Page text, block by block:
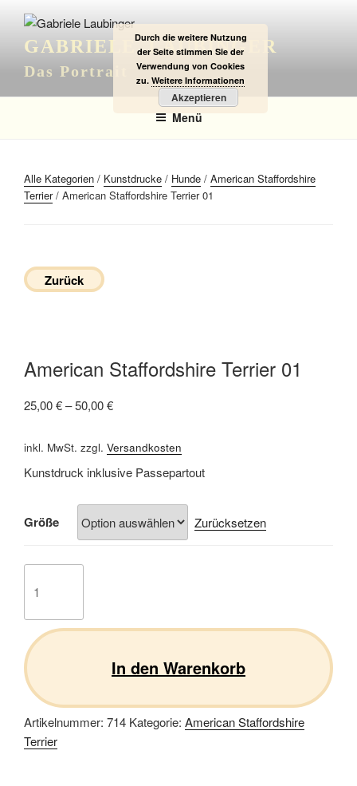
Inhalt
springenGABRIELE LAUBINGER
Das Portrait
Menü
Alle Kategorien / Kunstdrucke / Hunde / American Staffordshire
Terrier/ American Staffordshire Terrier 01
Zurück
American Staffordshire Terrier 01
25,00€–50,00€
inkl. MwSt. zzgl. Versandkosten
Kunstdruck inklusive Passepartout
Größe Zurücksetzen
Staffordshire
Menge
In den Warenkorb
Artikelnummer: 714 Kategorie: American Staffordshire
Terrier
Durch die weitere Nutzung
der Seite stimmen Sie der
Verwendung von Cookies
zu. Weitere Informationen
Akzeptieren